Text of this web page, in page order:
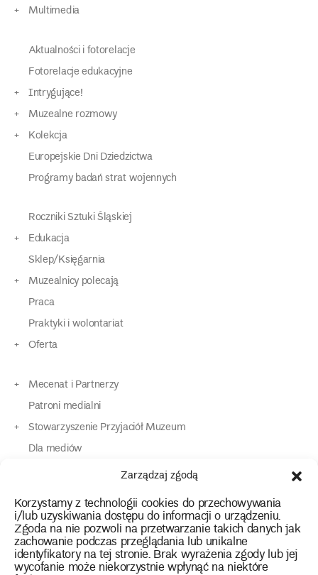
Zarządzaj zgodą
Korzystamy z technologii cookies do przechowywania
i/lub uzyskiwania dostępu do informacji o urządzeniu.
Zgoda na nie pozwoli na przetwarzanie takich danych jak
zachowanie podczas przeglądania lub unikalne
identyfikatory na tej stronie. Brak wyrażenia zgody lub jej
wycofanie może niekorzystnie wpłynąć na niektóre
Multimedia
Aktualności i fotorelacje
Fotorelacje edukacyjne
Intrygujące!
Muzealne rozmowy
Kolekcja
Europejskie Dni Dziedzictwa
Programy badań strat wojennych
Roczniki Sztuki Śląskiej
Edukacja
Sklep/Księgarnia
Muzealnicy polecają
Praca
Praktyki i wolontariat
Oferta
Mecenat i Partnerzy
Patroni medialni
Stowarzyszenie Przyjaciół Muzeum
Dla mediów
Dla osób o specjalnych potrzebach
Kontakt
instagram
twitterfacebookyoutube
tiktok